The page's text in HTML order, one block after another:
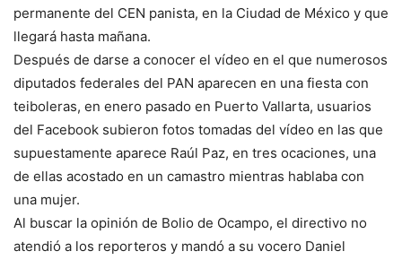
permanente del CEN panista, en la Ciudad de México y que
llegará hasta mañana.
Después de darse a conocer el vídeo en el que numerosos
diputados federales del PAN aparecen en una fiesta con
teiboleras, en enero pasado en Puerto Vallarta, usuarios
del Facebook subieron fotos tomadas del vídeo en las que
supuestamente aparece Raúl Paz, en tres ocaciones, una
de ellas acostado en un camastro mientras hablaba con
una mujer.
Al buscar la opinión de Bolio de Ocampo, el directivo no
atendió a los reporteros y mandó a su vocero Daniel